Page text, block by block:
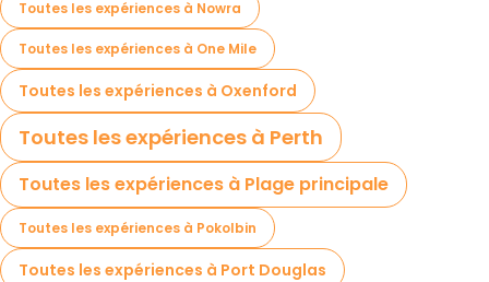
Toutes les expériences à Nowra
Toutes les expériences à One Mile
Toutes les expériences à Oxenford
Toutes les expériences à Perth
Toutes les expériences à Plage principale
Toutes les expériences à Pokolbin
Toutes les expériences à Port Douglas